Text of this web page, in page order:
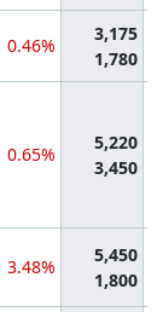
0.46%
3,175
1,780
0.65%
5,220
3,450
3.48%
5,450
1,800